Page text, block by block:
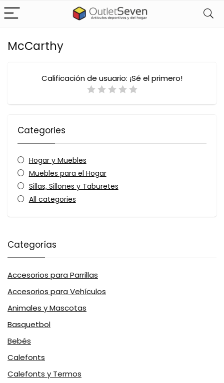
McCarthy
Calificación de usuario: ¡Sé el primero!
Categories
Hogar y Muebles
Muebles para el Hogar
Sillas, Sillones y Taburetes
All categories
Categorías
Accesorios para Parrillas
Accesorios para Vehículos
Animales y Mascotas
Basquetbol
Bebés
Calefonts
Calefonts y Termos